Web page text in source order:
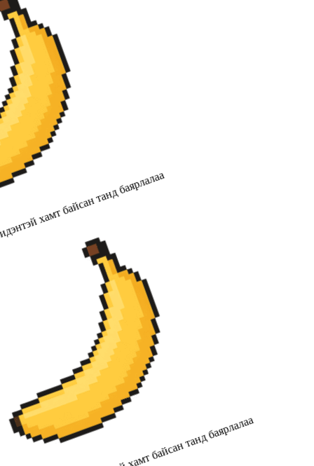
хамт байсан танд баярлалаа